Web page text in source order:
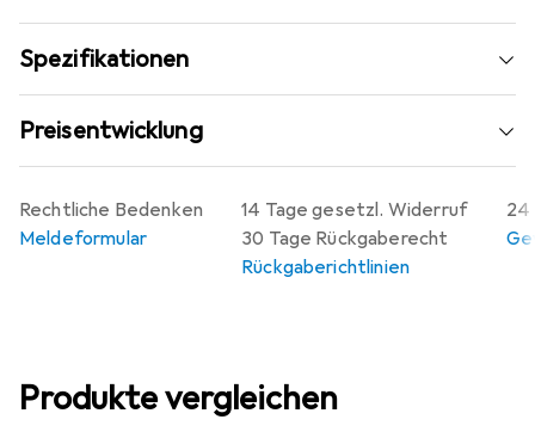
Spezifikationen
Preisentwicklung
14 Tage gesetzl. Widerruf
30 Tage Rückgaberecht
Rückgaberichtlinien
24
Rechtliche Bedenken
Meldeformular
Produkte vergleichen